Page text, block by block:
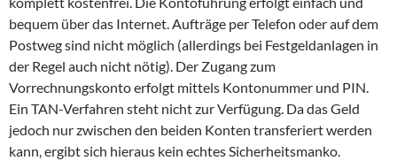
bequem über das Internet. Aufträge per Telefon oder auf dem
Postweg sind nicht möglich (allerdings bei Festgeldanlagen in
der Regel auch nicht nötig). Der Zugang zum
Vorrechnungskonto erfolgt mittels Kontonummer und PIN.
Ein TAN-Verfahren steht nicht zur Verfügung. Da das Geld
jedoch nur zwischen den beiden Konten transferiert werden
kann, ergibt sich hieraus kein echtes Sicherheitsmanko.